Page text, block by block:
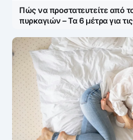
Πώς να προστατευτείτε από
πυρκαγιών – Τα 6 μέτρα για